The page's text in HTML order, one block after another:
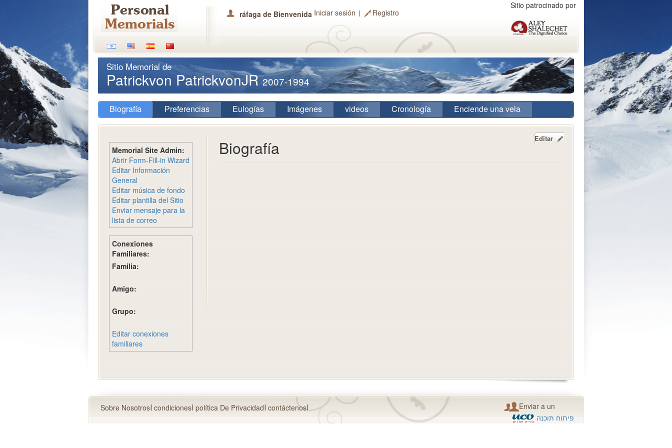
Sitio patrocinado por
ráfaga de Bienvenida Iniciar sesión Registro
Sitio Memorial de
Patrickvon PatrickvonJR2007-1994
Biografía Preferencias Eulogías Imágenes videos Cronología Enciende una vela
Memorial Site Admin:
Abrir Form-Fill-in Wizard
Editar Información
General
Editar música de fondo
Editar plantilla del Sitio
Enviar mensaje para la
lista de correo
Conexiones
Familiares:
Familia:
Amigo:
Grupo:
Editar conexiones
familiares
Biografía Editar
Sobre Nosotros condiciones política De Privacidad contáctenos
Enviar a un
amigo
פיתוח תוכנה